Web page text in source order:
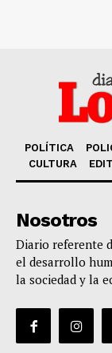
POLÍTICA
CULTURA
Nosotros
Diario referente
el desarrollo
la sociedad y la